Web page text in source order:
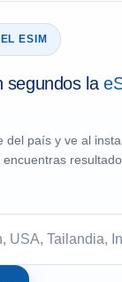
ESIM
segundos la
del país y ve al